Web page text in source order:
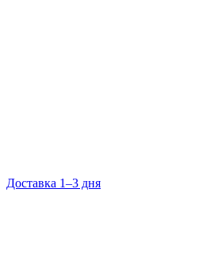
Доставка 1–3 дня